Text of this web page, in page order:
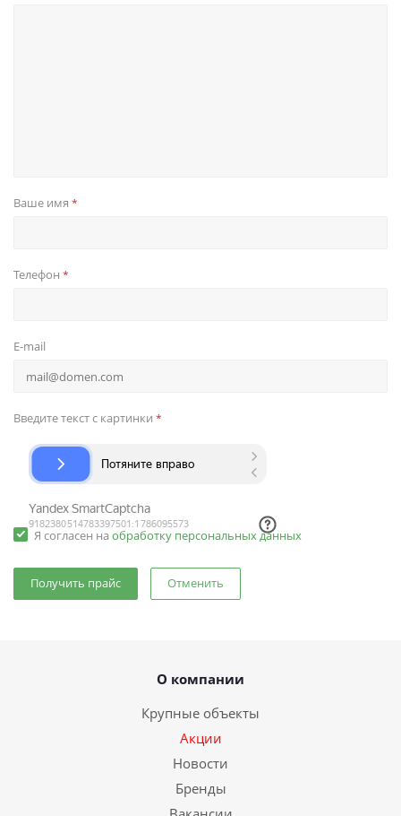
Ваше имя *
Телефон *
E-mail
Введите текст с картинки *
Я согласен на обработку персональных данных
Отменить
О компании
Крупные объекты
Акции
Новости
Бренды